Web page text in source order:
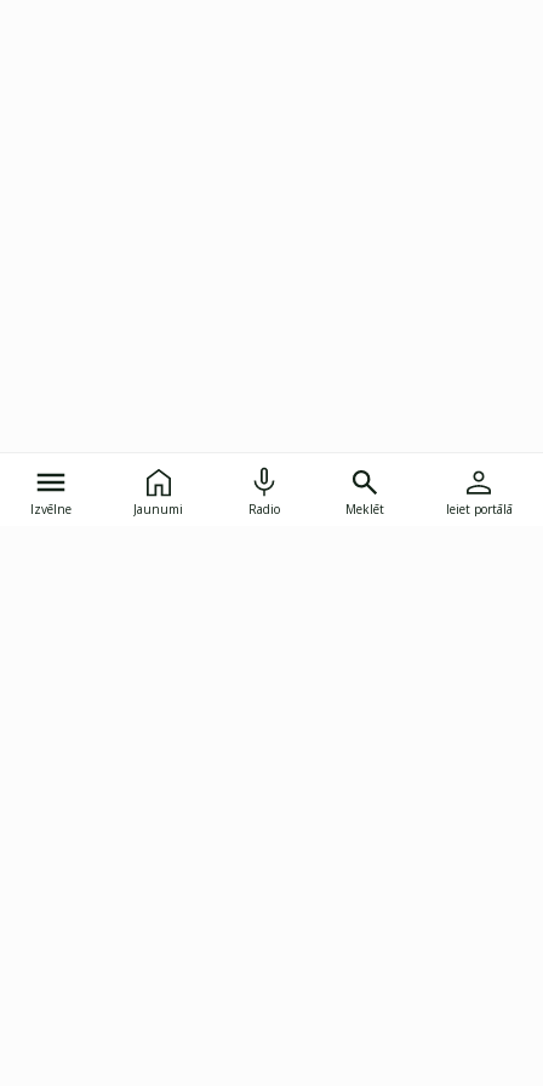
Izvēlne Jaunumi Radio Meklēt Ieiet portālā